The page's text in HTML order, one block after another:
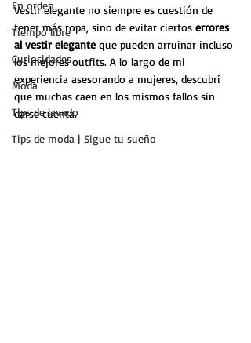
En orden
Tiempo libre
Curiosidades
Moda
Tips de lavado
Tips de moda | Sigue tu sueño
Vestir elegante no siempre es cuestión de
tener más ropa, sino de evitar ciertos errores
al vestir elegante que pueden arruinar incluso
los mejores outfits. A lo largo de mi
experiencia asesorando a mujeres, descubrí
que muchas caen en los mismos fallos sin
darse cuenta.